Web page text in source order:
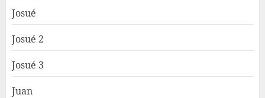
Josué
Josué 2
Josué 3
Juan